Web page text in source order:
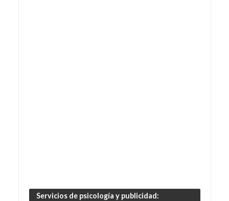
Servicios de psicología y publicidad: